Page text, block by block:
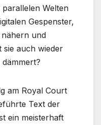
Welten
Gespenster,
und
auch wieder
am Royal Court
Text der
ein meisterhaft